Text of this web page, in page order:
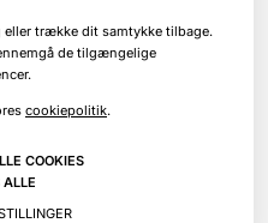
OPEN FACE 2 TÆNDER
CHECKOUT
Open Face 2 Tænder
trække dit samtykke tilbage.
de tilgængelige
cookiepolitik.
COOKIES